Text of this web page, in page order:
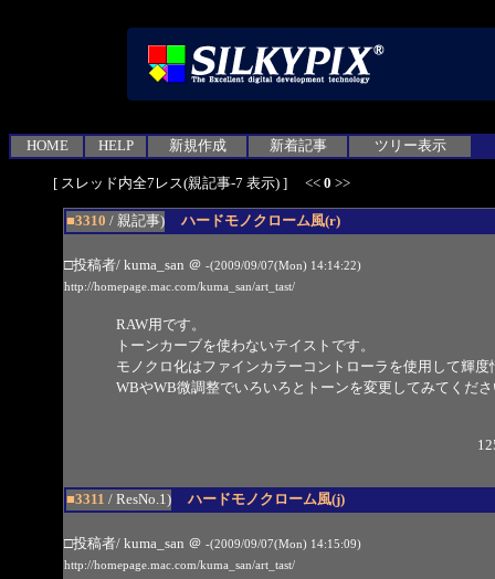
HOME HELP 新規作成 新着記事 ツリー表示
[ スレッド内全7レス(親記事-7 表示) ] << 0 >>
■3310 / 親記事) ハードモノクローム風(r)
□投稿者/ kuma_san ＠ -(2009/09/07(Mon) 14:14:22)
http://homepage.mac.com/kuma_san/art_tast/
RAW用です。
トーンカーブを使わないテイストです。
モノクロ化はファインカラーコントローラを使用して輝
WBやWB微調整でいろいろとトーンを変更してみてくださ
■3311 / ResNo.1) ハードモノクローム風(j)
□投稿者/ kuma_san ＠ -(2009/09/07(Mon) 14:15:09)
http://homepage.mac.com/kuma_san/art_tast/